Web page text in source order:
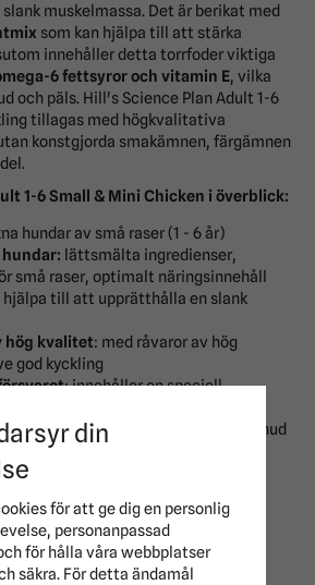
muskelmassa. Det är berikat med
som kan hjälpa till att stärka
innehåller detta torrfoder viktiga
6 fettsyror och vitamin E, vilka
och päls. Hill's Science Plan Adult 1-6
tillagas med högkvalitativa
konstgjorda smakämnen, färgämnen
1-6 Small & Mini Chicken i överblick:
hundar av små raser (1 - 6 år)
hundar: lättsmälta ingredienser,
små raser, optimalt näringsinnehåll
hjälpa till att upprätthålla en slank
hög kvalitet: med råvaror av hög
god kyckling
: innehåller en speciell
+ vitamin E:
kan bidra till en frisk hud
av många hundar
av veterinärer
smakämnen, färgämnen och
din
för att ge dig en personlig
personanpassad
för hålla våra webbplatser
säkra. För detta ändamål